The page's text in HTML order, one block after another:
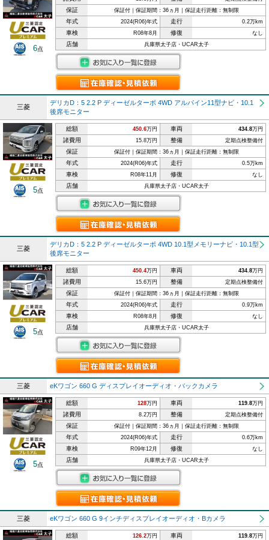
6点
保証 保証付｜保証期間：36ヵ月｜保証走行距離：無制限
年式 2024(R06)年式 走行 0.2万km
車検 R08年8月 修復 なし
店舗 兵庫県太子店・UCAR太子
三菱
デリカD：5 2.2 P ディーゼルターボ 4WD アルパイン11型ナビ・10.1
後席モニター
5点
総額 450.6万円 車両 434.8万円
諸費用 15.8万円 整備 定期点検整備付
保証 保証付｜保証期間：36ヵ月｜保証走行距離：無制限
年式 2024(R06)年式 走行 0.5万km
車検 R08年11月 修復 なし
店舗 兵庫県太子店・UCAR太子
三菱
デリカD：5 2.2 P ディーゼルターボ 4WD 10.1型メモリーナビ・10.1型
後席モニター
5点
総額 450.4万円 車両 434.8万円
諸費用 15.6万円 整備 定期点検整備付
保証 保証付｜保証期間：36ヵ月｜保証走行距離：無制限
年式 2024(R06)年式 走行 0.9万km
車検 R08年8月 修復 なし
店舗 兵庫県太子店・UCAR太子
三菱 eKワゴン 660 G ディスプレイオーディオ・バックカメラ
5点
総額 128万円 車両 119.8万円
諸費用 8.2万円 整備 定期点検整備付
保証 保証付｜保証期間：36ヵ月｜保証走行距離：無制限
年式 2024(R06)年式 走行 0.6万km
車検 R09年12月 修復 なし
店舗 兵庫県太子店・UCAR太子
三菱 eKワゴン 660 G 9インチディスプレイオーディオ・Bカメラ
総額 126.2万円 車両 119.8万円